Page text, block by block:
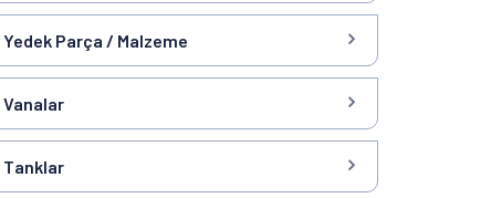
Yedek Parça / Malzeme
Vanalar
Tanklar